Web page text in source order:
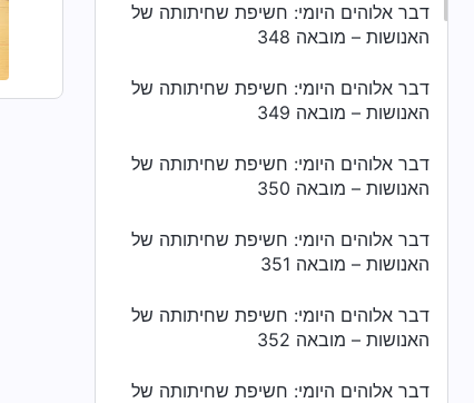
דבר אלוהים היומי: חשיפת שחיתותה של
האנושות – מובאה 348
דבר אלוהים היומי: חשיפת שחיתותה של
האנושות – מובאה 349
דבר אלוהים היומי: חשיפת שחיתותה של
האנושות – מובאה 350
דבר אלוהים היומי: חשיפת שחיתותה של
האנושות – מובאה 351
דבר אלוהים היומי: חשיפת שחיתותה של
האנושות – מובאה 352
דבר אלוהים היומי: חשיפת שחיתותה של